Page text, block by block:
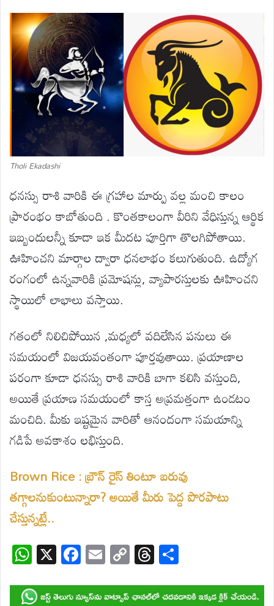
Tholi Ekadashi
ధనస్సు రాశి వారికి ఈ గ్రహాల మార్పు వల్ల మంచి కాలం
ప్రారంభం కాబోతుంది . కొంతకాలంగా వీరిని వేధిస్తున్న ఆర్థిక
ఇబ్బందులన్నీ కూడా ఇక మీదట పూర్తిగా తొలగిపోతాయి.
ఊహించని మార్గాల ద్వారా ధనలాభం కలుగుతుంది. ఉద్యోగ
రంగంలో ఉన్నవారికి ప్రమోషన్లు, వ్యాపారస్తులకు ఊహించని
స్థాయిలో లాభాలు వస్తాయి.
గతంలో నిలిచిపోయిన ,మధ్యలో వదిలేసిన పనులు ఈ
సమయంలో విజయవంతంగా పూర్తవుతాయి. ప్రయాణాల
పరంగా కూడా ధనస్సు రాశి వారికి బాగా కలిసి వస్తుంది,
అయితే ప్రయాణ సమయంలో కాస్త అప్రమత్తంగా ఉండటం
మంచిది. మీకు ఇష్టమైన వారితో ఆనందంగా సమయాన్ని
గడిపే అవకాశం లభిస్తుంది.
Brown Rice : బ్రౌన్ రైస్ తింటూ బరువు
తగ్గాలనుకుంటున్నారా? అయితే మీరు పెద్ద పొరపాటు
చేస్తున్నట్లే..
W
h
at
X F
ac
e
E
m
ail
C
o
p
T
hr
e ar